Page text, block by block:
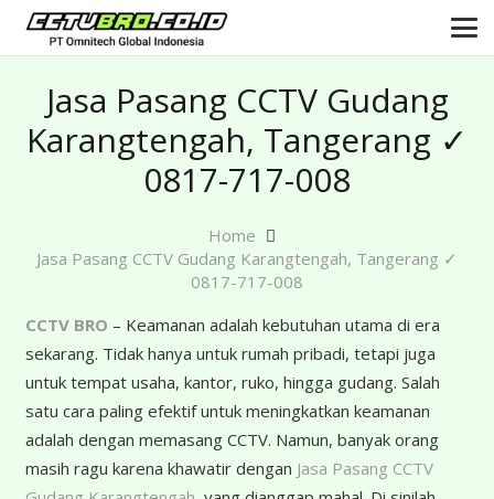
Jasa Pasang CCTV Gudang
Karangtengah, Tangerang ✓
0817-717-008
Home
Jasa Pasang CCTV Gudang Karangtengah, Tangerang ✓
0817-717-008
CCTV BRO – Keamanan adalah kebutuhan utama di era
sekarang. Tidak hanya untuk rumah pribadi, tetapi juga
untuk tempat usaha, kantor, ruko, hingga gudang. Salah
satu cara paling efektif untuk meningkatkan keamanan
adalah dengan memasang CCTV. Namun, banyak orang
masih ragu karena khawatir dengan Jasa Pasang CCTV